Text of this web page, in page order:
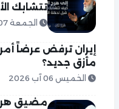
تتشابك
الجمعة 07 آب 2026
إيران ترفض عرضاً
مأزق جديد؟
الخميس 06 آب 2026
مضيق